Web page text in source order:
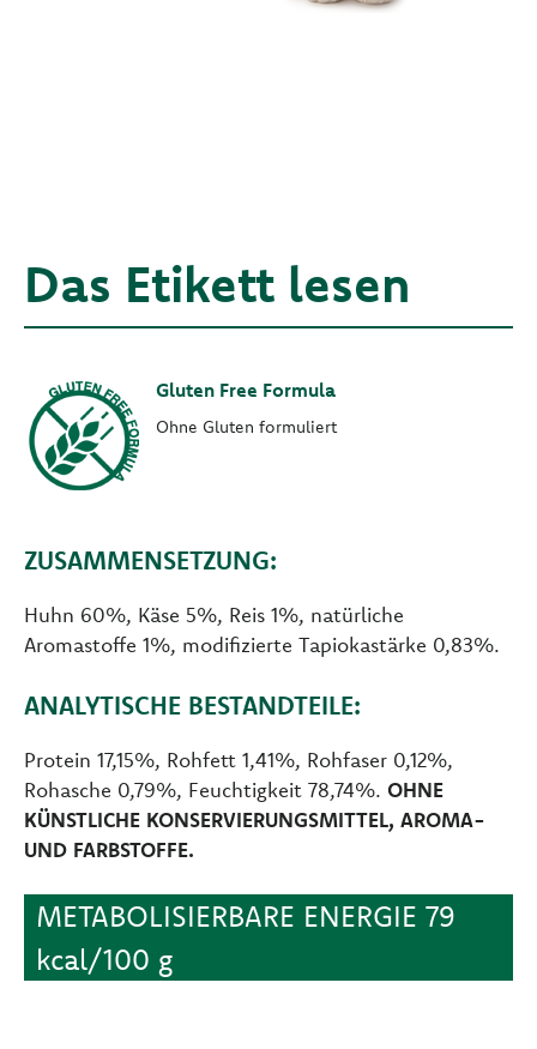
Das Etikett lesen
Gluten Free Formula
Ohne Gluten formuliert
ZUSAMMENSETZUNG:
Huhn 60%, Käse 5%, Reis 1%, natürliche
Aromastoffe 1%, modifizierte Tapiokastärke 0,83%.
ANALYTISCHE BESTANDTEILE:
Protein 17,15%, Rohfett 1,41%, Rohfaser 0,12%,
Rohasche 0,79%, Feuchtigkeit 78,74%. OHNE
KÜNSTLICHE KONSERVIERUNGSMITTEL, AROMA-
UND FARBSTOFFE.
METABOLISIERBARE ENERGIE 79
kcal/100 g